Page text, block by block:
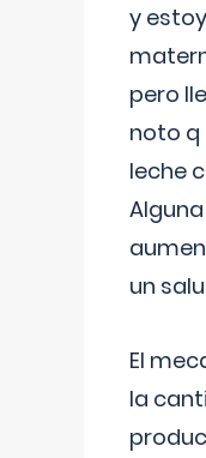
y
pero
noto
leche
un
El
la